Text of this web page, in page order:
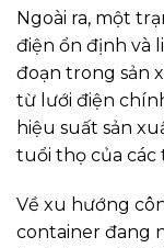
Ngoài ra, một
điện ổn định và
đoạn trong sản
từ lưới điện
hiệu suất sản
tuổi thọ của các
Về xu hướng
container đang